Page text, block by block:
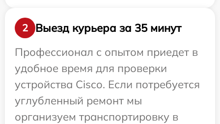
2
Выезд курьера за 35 минут
Профессионал с опытом приедет в
удобное время для проверки
устройства Cisco. Если потребуется
углубленный ремонт мы
организуем транспортировку в